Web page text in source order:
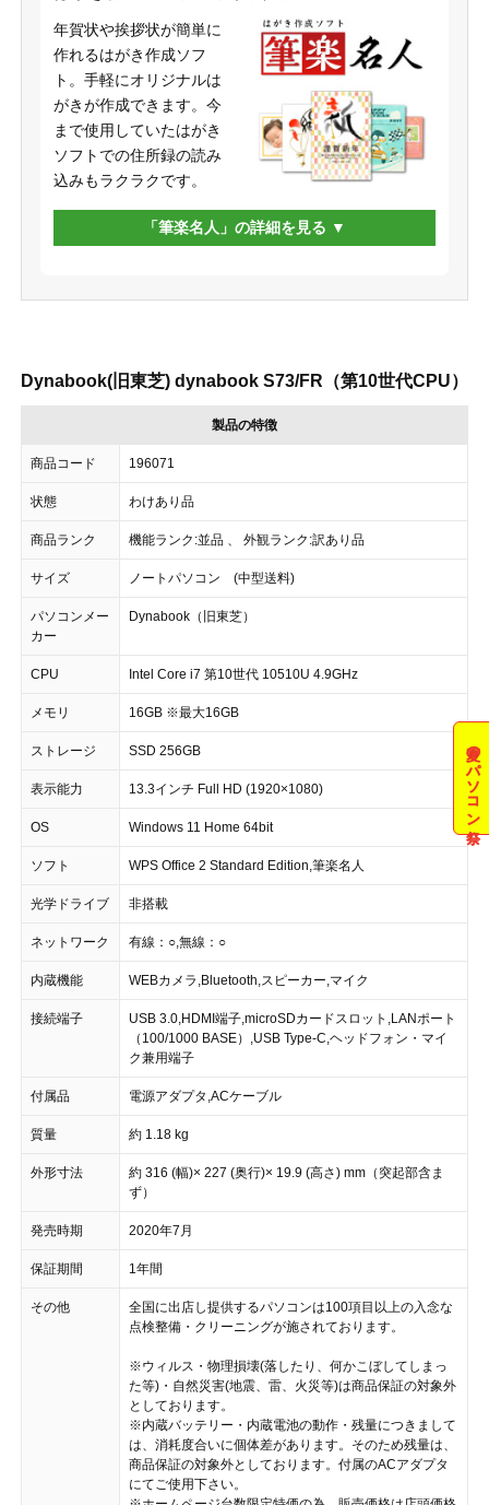
年賀状や挨拶状が簡単に
作れるはがき作成ソフ
ト。手軽にオリジナルは
がきが作成できます。今
まで使用していたはがき
ソフトでの住所録の読み
込みもラクラクです。
「筆楽名人」の詳細を見る
Dynabook(旧東芝) dynabook S73/FR（第10世代CPU）
製品の特徴
商品コード 196071
状態 わけあり品
商品ランク 機能ランク:並品 、 外観ランク:訳あり品
サイズ ノートパソコン (中型送料)
パソコンメー
カー
Dynabook（旧東芝）
CPU Intel Core i7 第10世代 10510U 4.9GHz
メモリ 16GB ※最大16GB
ストレージ SSD 256GB
表示能力 13.3インチ Full HD (1920×1080)
OS Windows 11 Home 64bit
ソフト WPS Office 2 Standard Edition,筆楽名人
光学ドライブ 非搭載
ネットワーク 有線：○,無線：○
内蔵機能 WEBカメラ,Bluetooth,スピーカー,マイク
接続端子
USB 3.0,HDMI端子,microSDカードスロット,LANポート
（100/1000 BASE）,USB Type-C,ヘッドフォン・マイ
ク兼用端子
付属品 電源アダプタ,ACケーブル
質量 約 1.18 kg
外形寸法
約 316 (幅)× 227 (奥行)× 19.9 (高さ) mm（突起部含ま
ず）
発売時期 2020年7月
保証期間 1年間
その他
全国に出店し提供するパソコンは100項目以上の入念な
点検整備・クリーニングが施されております。
※ウィルス・物理損壊(落したり、何かこぼしてしまっ
た等)・自然災害(地震、雷、火災等)は商品保証の対象外
としております。
※内蔵バッテリー・内蔵電池の動作・残量につきまして
は、消耗度合いに個体差があります。そのため残量は、
商品保証の対象外としております。付属のACアダプタ
にてご使用下さい。
夏のパソコン祭